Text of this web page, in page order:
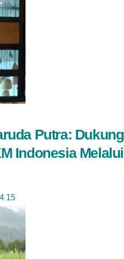
Putra: Dukung
Indonesia Melalui
15